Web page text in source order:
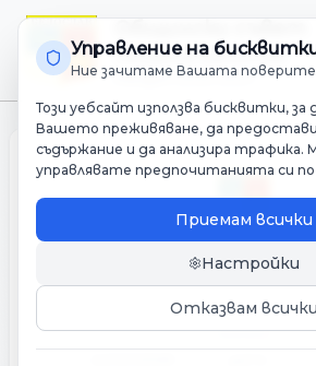
Община Белослав
Мандат 2023-2027
Наредба 13 - за
Община
Управление на
Ние зачитаме Вашата
Този уебсайт използва бисквитки, за
Вашето преживяване, да предостави
съдържание и да анализира
управлявате предпочитанията си
Приемам всички
Настройки
Отказвам всички